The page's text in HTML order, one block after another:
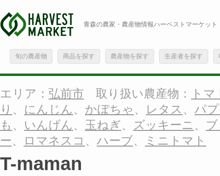
青森の農家・農産物情報ハーベストマーケット
旬の農産物 商品を探す 農産物を探す 生産者を探す
エリア： 弘前市 取り扱い農産物：
トマ
り 、 にんじん、 かぼちゃ 、 レタス 、 パ
も 、 いんげん、 玉ねぎ、 ズッキーニ、
ー、 ロマネスコ 、 ハーブ、 ミニトマト
T-maman